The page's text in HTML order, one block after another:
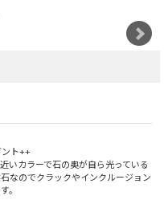
ント++
いカラーで石の奥が自ら光っている
なのでクラックやインクルージョン
。